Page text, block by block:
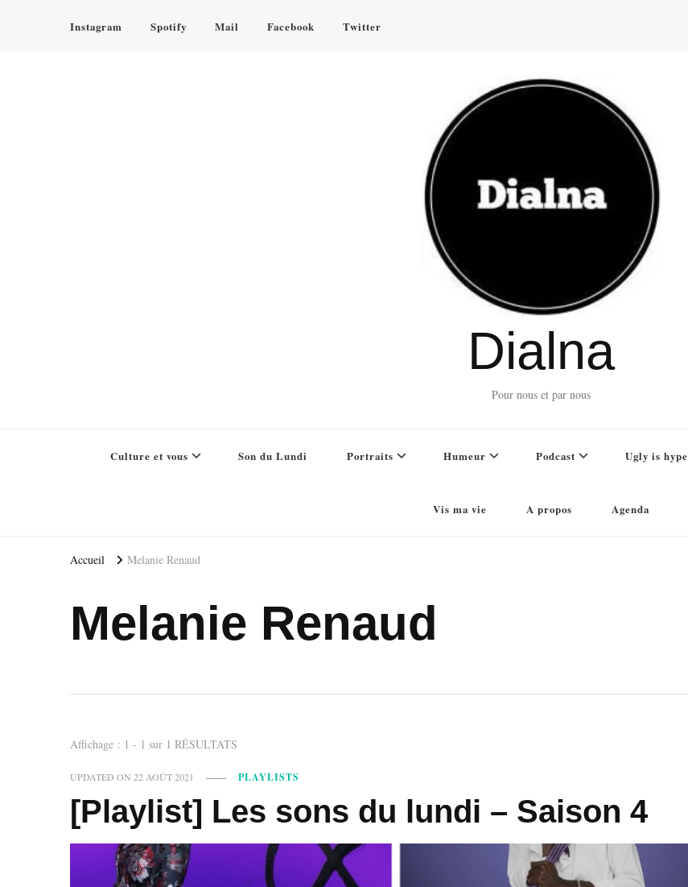
Instagram Spotify Mail Facebook Twitter
Dialna
Pour nous et par nous
Culture et vous Son du Lundi Portraits Humeur Podcast Ugly is hype
Vis ma vie A propos Agenda
Accueil Melanie Renaud
Melanie Renaud
Affichage : 1 - 1 sur 1 RÉSULTATS
UPDATED ON22 AOÛT 2021 PLAYLISTS
[Playlist] Les sons du lundi – Saison 4